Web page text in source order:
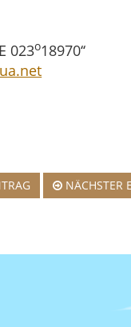
023o18970‘‘
NÄCHSTER